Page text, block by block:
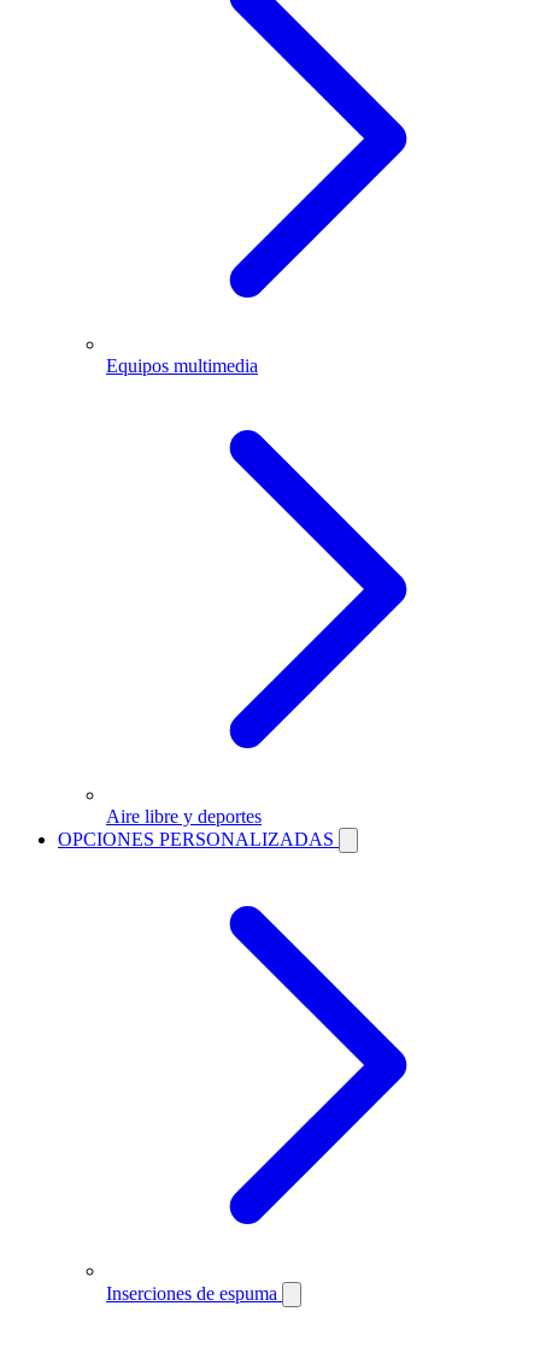
Equipos multimedia
Aire libre y deportes
OPCIONES PERSONALIZADAS
Inserciones de espuma